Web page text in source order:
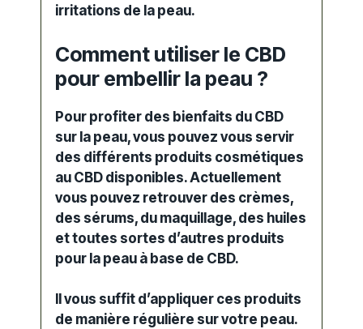
irritations de la peau.
Comment utiliser le CBD
pour embellir la peau ?
Pour profiter des bienfaits du CBD
sur la peau, vous pouvez vous servir
des différents produits cosmétiques
au CBD disponibles. Actuellement
vous pouvez retrouver des crèmes,
des sérums, du maquillage, des huiles
et toutes sortes d’autres produits
pour la peau à base de CBD.
Il vous suffit d’appliquer ces produits
de manière régulière sur votre peau.